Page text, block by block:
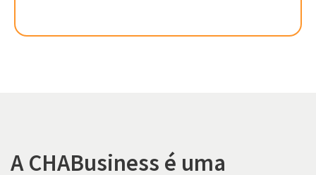
A CHABusiness é uma